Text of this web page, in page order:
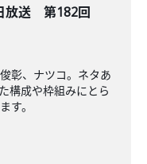
放送 第182回
彰、ナツコ。ネタあ
構成や枠組みにとら
す。